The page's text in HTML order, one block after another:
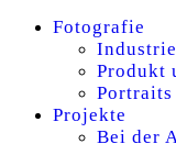
Fotografie
Produkt
Portraits
Projekte
Bei der